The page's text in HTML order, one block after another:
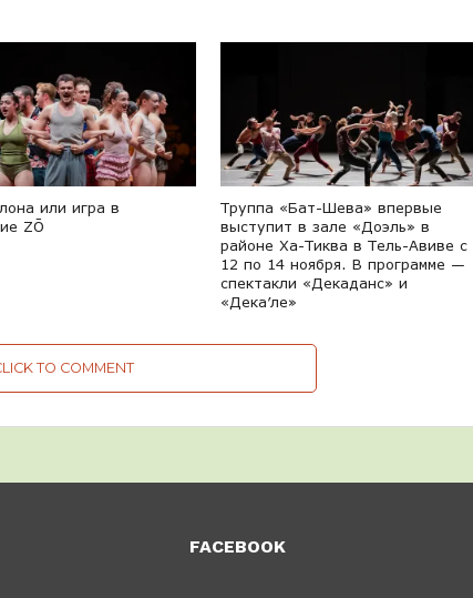
или игра в
ZŌ
Труппа «Бат-Шева» впервые
выступит в зале «Доэль» в
районе Ха-Тиква в Тель-Авиве с
12 по 14 ноября. В программе —
спектакли «Декаданс» и
«Дека’ле»
TO COMMENT
FACEBOOK